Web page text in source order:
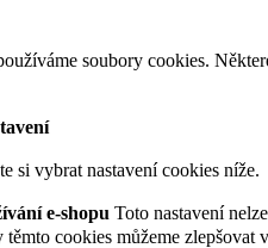
soubory cookies.
si vybrat nastavení cookies níže.
e-shopu Toto nastavení
cookies můžeme zlepšovat